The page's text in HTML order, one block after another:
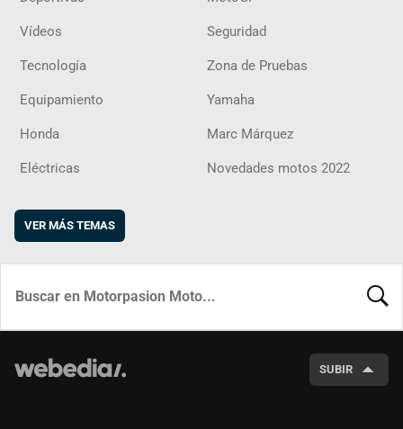
Vídeos Seguridad
Tecnología Zona de Pruebas
Equipamiento Yamaha
Honda Marc Márquez
Eléctricas Novedades motos 2022
VER MÁS TEMAS
SUBIR